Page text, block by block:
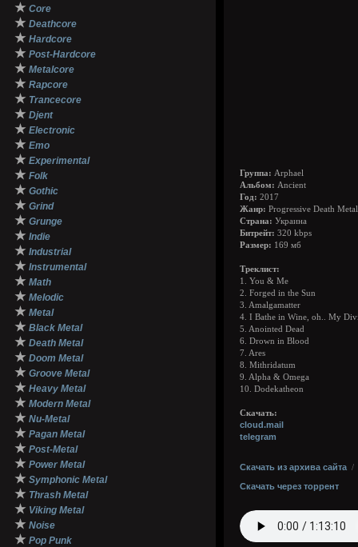
★ Core
★ Deathcore
★ Hardcore
★ Post-Hardcore
★ Metalcore
★ Rapcore
★ Trancecore
★ Djent
★ Electronic
★ Emo
★ Experimental
★ Folk
★ Gothic
★ Grind
★ Grunge
★ Indie
★ Industrial
★ Instrumental
★ Math
★ Melodic
★ Metal
★ Black Metal
★ Death Metal
★ Doom Metal
★ Groove Metal
★ Heavy Metal
★ Modern Metal
★ Nu-Metal
★ Pagan Metal
★ Post-Metal
★ Power Metal
★ Symphonic Metal
★ Thrash Metal
★ Viking Metal
★ Noise
★ Pop Punk
Группа: Arphael
Альбом: Ancient
Год: 2017
Жанр: Progressive Death
Страна: Украина
Битрейт: 320 kbps
Размер: 169 мб
Треклист:
1. You & Me
2. Forged in the Sun
3. Amalgamatter
4. I Bathe in Wine, oh.. My
5. Anointed Dead
6. Drown in Blood
7. Ares
8. Mithridatum
9. Alpha & Omega
10. Dodekatheon
Скачать:
cloud.mail
telegram
Скачать из архива сайта /
Скачать через торрент